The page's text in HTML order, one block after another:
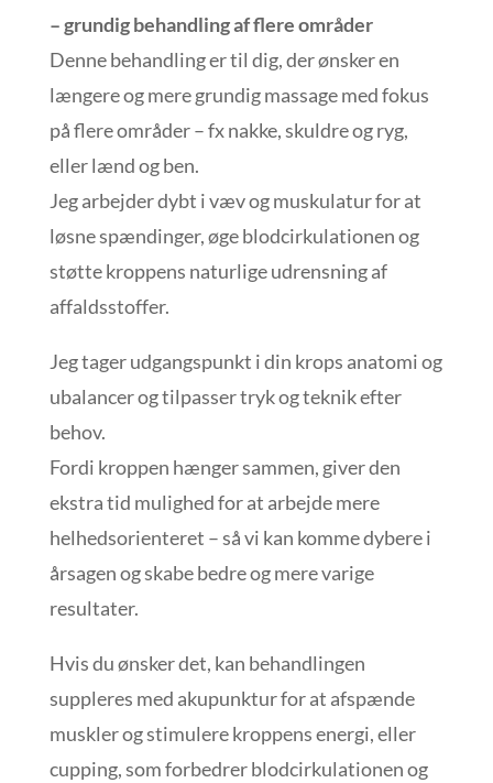
– grundig behandling af flere områder
Denne behandling er til dig, der ønsker en
længere og mere grundig massage med fokus
på flere områder – fx nakke, skuldre og ryg,
eller lænd og ben.
Jeg arbejder dybt i væv og muskulatur for at
løsne spændinger, øge blodcirkulationen og
støtte kroppens naturlige udrensning af
affaldsstoffer.
Jeg tager udgangspunkt i din krops anatomi og
ubalancer og tilpasser tryk og teknik efter
behov.
Fordi kroppen hænger sammen, giver den
ekstra tid mulighed for at arbejde mere
helhedsorienteret – så vi kan komme dybere i
årsagen og skabe bedre og mere varige
resultater.
Hvis du ønsker det, kan behandlingen
suppleres med akupunktur for at afspænde
muskler og stimulere kroppens energi, eller
cupping, som forbedrer blodcirkulationen og